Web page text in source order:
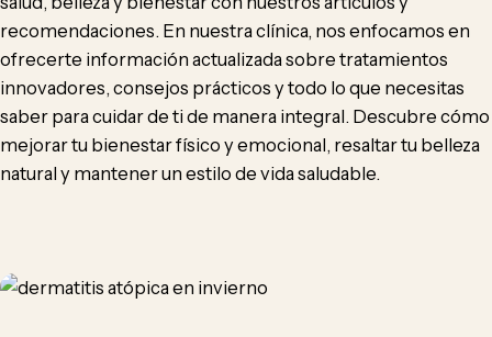
recomendaciones. En nuestra clínica, nos enfocamos en
ofrecerte información actualizada sobre tratamientos
innovadores, consejos prácticos y todo lo que necesitas
saber para cuidar de ti de manera integral. Descubre cómo
mejorar tu bienestar físico y emocional, resaltar tu belleza
natural y mantener un estilo de vida saludable.